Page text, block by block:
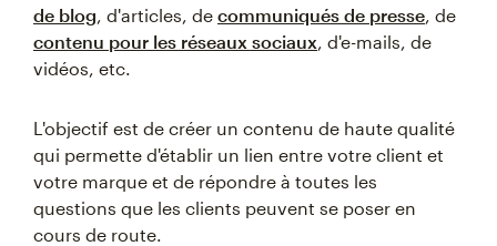
de blog , d'articles, de communiqués de presse , de
contenu pour les réseaux sociaux , d'e-mails, de
vidéos, etc.
L'objectif est de créer un contenu de haute qualité
qui permette d'établir un lien entre votre client et
votre marque et de répondre à toutes les
questions que les clients peuvent se poser en
cours de route.